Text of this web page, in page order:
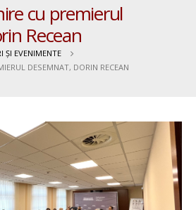
cu premierul
Recean
ȘI EVENIMENTE
DESEMNAT, DORIN RECEAN